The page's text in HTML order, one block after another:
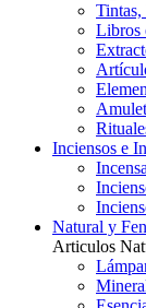
Tintas,
Libros
Inciensos e
Natural y
Articulos